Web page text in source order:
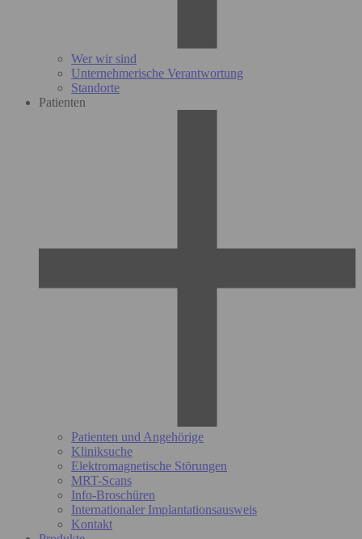
Wer wir sind
Unternehmerische Verantwortung
Standorte
Patienten
Patienten und Angehörige
Kliniksuche
Elektromagnetische Störungen
MRT-Scans
Info-Broschüren
Internationaler Implantationsausweis
Kontakt